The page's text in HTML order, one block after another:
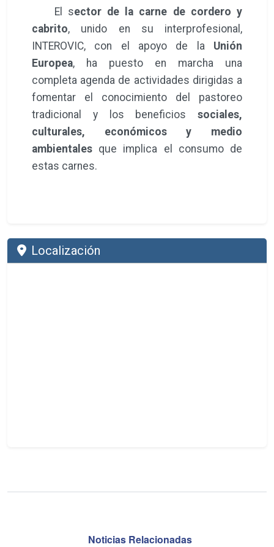
El sector de la carne de cordero y
cabrito, unido en su interprofesional,
INTEROVIC, con el apoyo de la Unión
Europea, ha puesto en marcha una
completa agenda de actividades dirigidas a
fomentar el conocimiento del pastoreo
tradicional y los beneficios sociales,
culturales, económicos y medio
ambientales que implica el consumo de
estas carnes.
Localización
Noticias Relacionadas